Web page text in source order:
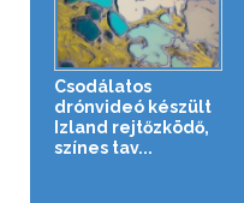
Csodálatos
drónvideó készült
Izland rejtőzködő,
színes tav...